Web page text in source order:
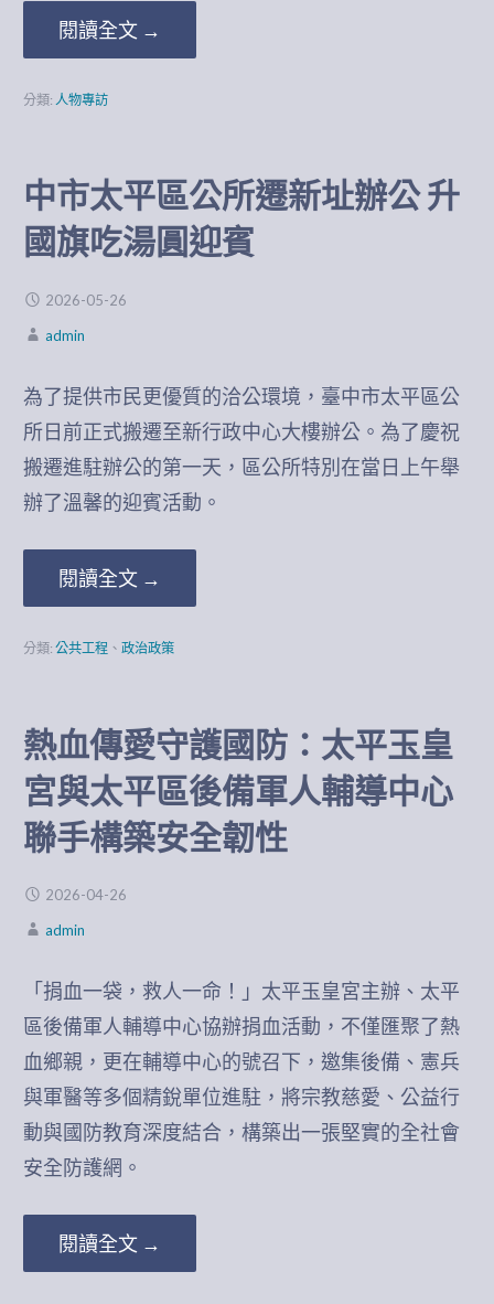
閱讀全文 →
分類: 人物專訪
中市太平區公所遷新址辦公 升
國旗吃湯圓迎賓
2026-05-26
admin
為了提供市民更優質的洽公環境，臺中市太平區公
所日前正式搬遷至新行政中心大樓辦公。為了慶祝
搬遷進駐辦公的第一天，區公所特別在當日上午舉
辦了溫馨的迎賓活動。
閱讀全文 →
分類: 公共工程、 政治政策
​熱血傳愛守護國防：太平玉皇
宮與太平區後備軍人輔導中心
聯手構築安全韌性
2026-04-26
admin
「捐血一袋，救人一命！」太平玉皇宮主辦、太平
區後備軍人輔導中心協辦捐血活動，不僅匯聚了熱
血鄉親，更在輔導中心的號召下，邀集後備、憲兵
與軍醫等多個精銳單位進駐，將宗教慈愛、公益行
動與國防教育深度結合，構築出一張堅實的全社會
安全防護網。
閱讀全文 →